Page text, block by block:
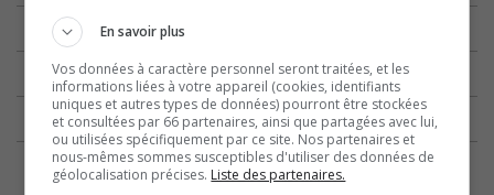
En savoir plus
Vos données à caractère personnel seront traitées, et les
informations liées à votre appareil (cookies, identifiants
uniques et autres types de données) pourront être stockées
et consultées par 66 partenaires, ainsi que partagées avec lui,
ou utilisées spécifiquement par ce site. Nos partenaires et
nous-mêmes sommes susceptibles d'utiliser des données de
géolocalisation précises. Liste des partenaires.